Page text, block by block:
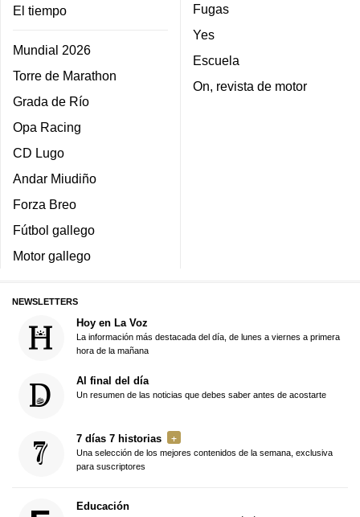
El tiempo
Mundial 2026
Torre de Marathon
Grada de Río
Opa Racing
CD Lugo
Andar Miudiño
Forza Breo
Fútbol gallego
Motor gallego
Fugas
Yes
Escuela
On, revista de motor
NEWSLETTERS
Hoy en La Voz
La información más destacada del día, de lunes a viernes a primera
hora de la mañana
Al final del día
Un resumen de las noticias que debes saber antes de acostarte
7 días 7 historias
Una selección de los mejores contenidos de la semana, exclusiva
para suscriptores
Educación